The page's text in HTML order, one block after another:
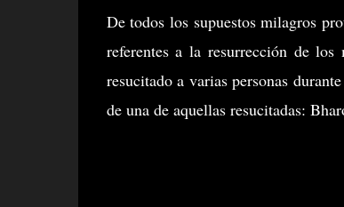
De todos los supuestos milagros
referentes a la resurrección de
resucitado a varias personas
de una de aquellas resucitadas: